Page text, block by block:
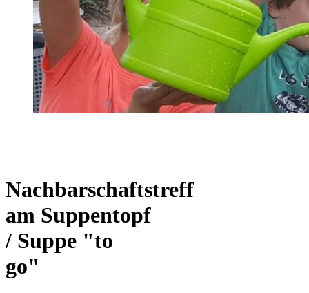
Nachbarschaftstreff
am Suppentopf
/ Suppe "to
go"